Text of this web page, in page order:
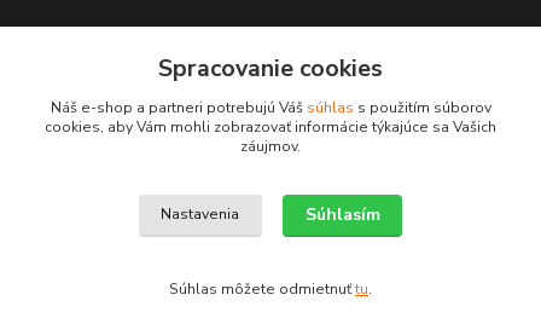
leksunsro@gmail.com
Upravit sběr cookies.
Spracovanie cookies
Náš e-shop a partneri potrebujú Váš súhlas s použitím súborov
cookies, aby Vám mohli zobrazovať informácie týkajúce sa Vašich
záujmov.
Nastavenia Súhlasím
Súhlas môžete odmietnuťtu.